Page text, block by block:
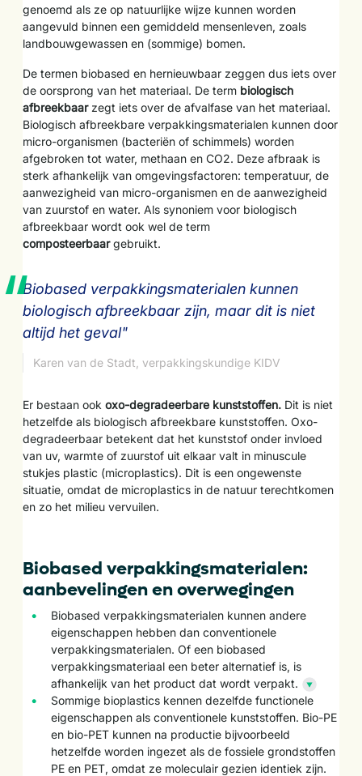
genoemd als ze op natuurlijke wijze kunnen worden
aangevuld binnen een gemiddeld mensenleven, zoals
landbouwgewassen en (sommige) bomen.
De termen biobased en hernieuwbaar zeggen dus iets over
de oorsprong van het materiaal. De term biologisch
afbreekbaarzegt iets over de afvalfase van het materiaal.
Biologisch afbreekbare verpakkingsmaterialen kunnen door
micro-organismen (bacteriën of schimmels) worden
afgebroken tot water, methaan en CO2. Deze afbraak is
sterk afhankelijk van omgevingsfactoren: temperatuur, de
aanwezigheid van micro-organismen en de aanwezigheid
van zuurstof en water. Als synoniem voor biologisch
afbreekbaar wordt ook wel de term
composteerbaargebruikt.
Biobased verpakkingsmaterialen kunnen
biologisch afbreekbaar zijn, maar dit is niet
altijd het geval"
Karen van de Stadt, verpakkingskundige KIDV
Er bestaan ook oxo-degradeerbare kunststoffen. Dit is niet
hetzelfde als biologisch afbreekbare kunststoffen. Oxo-
degradeerbaar betekent dat het kunststof onder invloed
van uv, warmte of zuurstof uit elkaar valt in minuscule
stukjes plastic (microplastics). Dit is een ongewenste
situatie, omdat de microplastics in de natuur terechtkomen
en zo het milieu vervuilen.
Biobased verpakkingsmaterialen:
aanbevelingen en overwegingen
Biobased verpakkingsmaterialen kunnen andere
eigenschappen hebben dan conventionele
verpakkingsmaterialen. Of een biobased
verpakkingsmateriaal een beter alternatief is, is
afhankelijk van het product dat wordt verpakt.
Sommige bioplastics kennen dezelfde functionele
eigenschappen als conventionele kunststoffen. Bio-PE
en bio-PET kunnen na productie bijvoorbeeld
hetzelfde worden ingezet als de fossiele grondstoffen
PE en PET, omdat ze moleculair gezien identiek zijn.